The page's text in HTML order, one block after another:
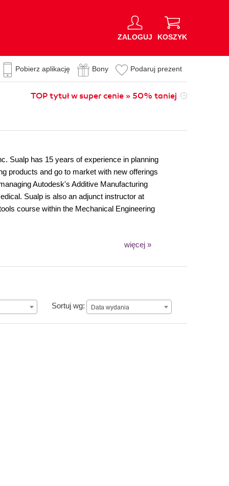
ZALOGUJ KOSZYK
Pobierz aplikację Bony Podaruj prezent
TOP tytuł w super cenie » 50% taniej
Sualp has 15 years of experience in planning
products and go to market with new offerings
Autodesk's Additive Manufacturing
Sualp is also an adjunct instructor at
course within the Mechanical Engineering
więcej »
Sortuj wg: Data wydania
Data wydania